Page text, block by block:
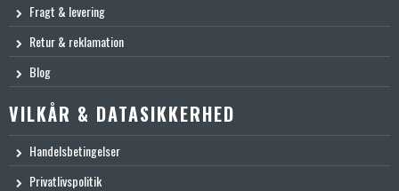
Fragt & levering
Retur & reklamation
Blog
VILKÅR & DATASIKKERHED
Handelsbetingelser
Privatlivspolitik